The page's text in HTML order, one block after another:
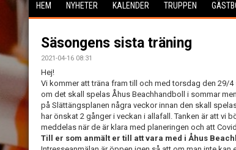
HEM NYHETER KALENDER TRUPPEN
Säsongens sista träning
2021-04-16 08:31
Hej!
Vi kommer att träna fram till och med torsdag den 29/
om det skall spelas Åhus Beachhandboll i sommar
på Slättängsplanen några veckor innan den skall
har önskat 2 gånger i veckan i allafall. Tanken är att vi
meddelas när de är klara med planeringen och att
Till er som anmält er till att vara med i Åhus